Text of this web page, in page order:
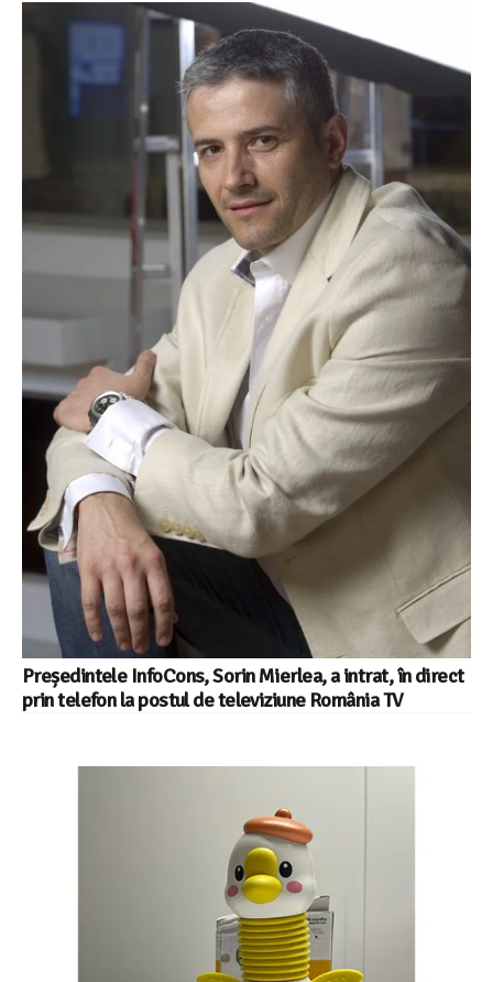
Președintele InfoCons, Sorin Mierlea, a intrat, în direct
prin telefon la postul de televiziune România TV